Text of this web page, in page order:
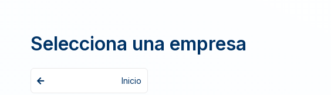
Selecciona una empresa
Inicio